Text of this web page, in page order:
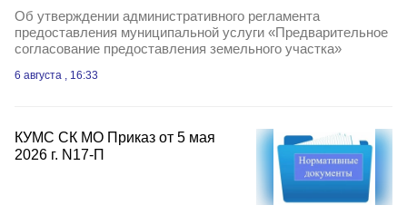
Об утверждении административного регламента
предоставления муниципальной услуги «Предварительное
согласование предоставления земельного участка»
6 августа , 16:33
КУМС СК МО Приказ от 5 мая
2026 г. N17-П